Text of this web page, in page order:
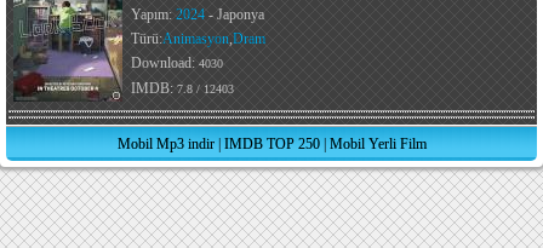
Yapım: 2024 - Japonya
Türü:Animasyon,Dram
Download: 4030
IMDB: 7.8 / 12403
Mobil Mp3 indir| IMDB TOP 250| Mobil Yerli Film